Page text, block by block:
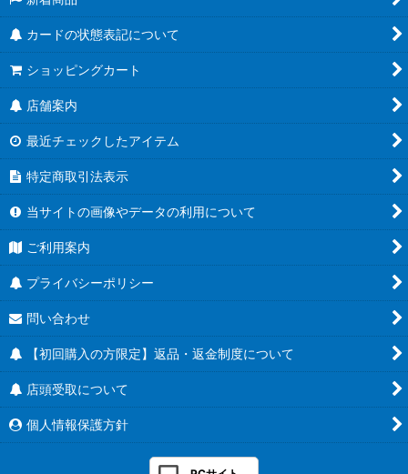
カードの状態表記について
ショッピングカート
店舗案内
最近チェックしたアイテム
特定商取引法表示
当サイトの画像やデータの利用について
ご利用案内
プライバシーポリシー
問い合わせ
【初回購入の方限定】返品・返金制度について
店頭受取について
個人情報保護方針